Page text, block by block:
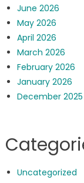
June 2026
May 2026
April 2026
March 2026
February 2026
January 2026
December 2025
Uncategorized